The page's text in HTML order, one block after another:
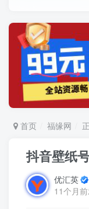
首页 福缘网
抖音壁纸
优汇英
11个月